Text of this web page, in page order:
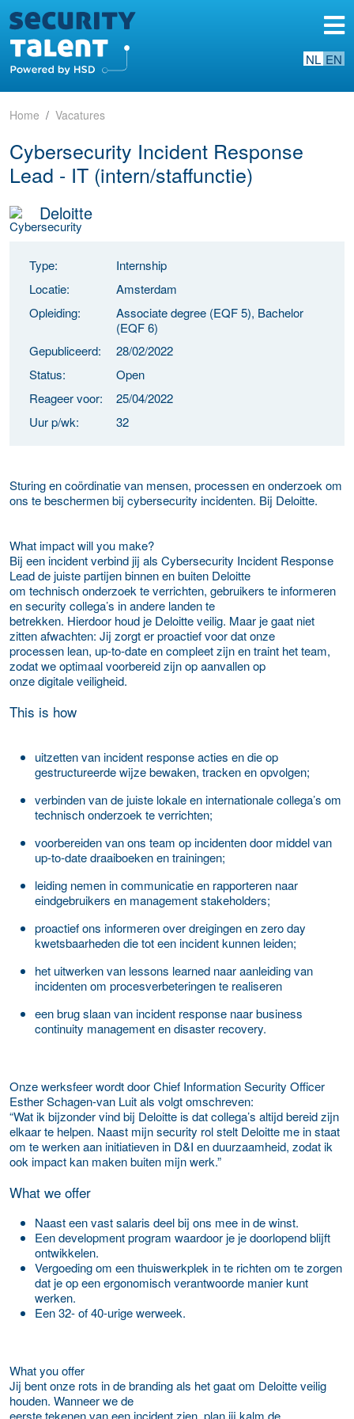
NL EN
Home Vacatures
Cybersecurity Incident Response
Lead - IT (intern/staffunctie)
Deloitte
Type:
Internship
Locatie:
Amsterdam
Opleiding:
Associate degree (EQF 5), Bachelor
(EQF 6)
Gepubliceerd:
28/02/2022
Status:
Open
Reageer voor:
25/04/2022
Uur p/wk:
32
Sturing en coördinatie van mensen, processen en onderzoek om
ons te beschermen bij cybersecurity incidenten. Bij Deloitte.
What impact will you make?
Bij een incident verbind jij als Cybersecurity Incident Response
Lead de juiste partijen binnen en buiten Deloitte
om technisch onderzoek te verrichten, gebruikers te informeren
en security collega’s in andere landen te
betrekken. Hierdoor houd je Deloitte veilig. Maar je gaat niet
zitten afwachten: Jij zorgt er proactief voor dat onze
processen lean, up-to-date en compleet zijn en traint het team,
zodat we optimaal voorbereid zijn op aanvallen op
onze digitale veiligheid.
This is how
uitzetten van incident response acties en die op
gestructureerde wijze bewaken, tracken en opvolgen;
verbinden van de juiste lokale en internationale collega’s om
technisch onderzoek te verrichten;
voorbereiden van ons team op incidenten door middel van
up-to-date draaiboeken en trainingen;
leiding nemen in communicatie en rapporteren naar
eindgebruikers en management stakeholders;
proactief ons informeren over dreigingen en zero day
kwetsbaarheden die tot een incident kunnen leiden;
het uitwerken van lessons learned naar aanleiding van
incidenten om procesverbeteringen te realiseren
een brug slaan van incident response naar business
continuity management en disaster recovery.
Onze werksfeer wordt door Chief Information Security Officer
Esther Schagen-van Luit als volgt omschreven:
“Wat ik bijzonder vind bij Deloitte is dat collega’s altijd bereid zijn
elkaar te helpen. Naast mijn security rol stelt Deloitte me in staat
om te werken aan initiatieven in D&I en duurzaamheid, zodat ik
ook impact kan maken buiten mijn werk.”
What we offer
Naast een vast salaris deel bij ons mee in de winst.
Een development program waardoor je je doorlopend blijft
ontwikkelen.
Vergoeding om een thuiswerkplek in te richten om te zorgen
dat je op een ergonomisch verantwoorde manier kunt
werken.
Een 32- of 40-urige werweek.
What you offer
Jij bent onze rots in de branding als het gaat om Deloitte veilig
houden. Wanneer we de
eerste tekenen van een incident zien, plan jij kalm de